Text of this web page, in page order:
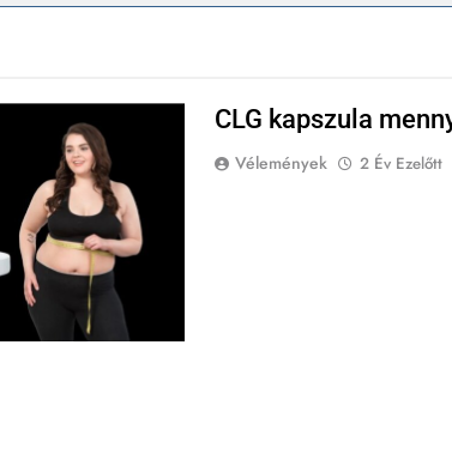
CLG kapszula
Vélemények 2 Év Ezelőtt